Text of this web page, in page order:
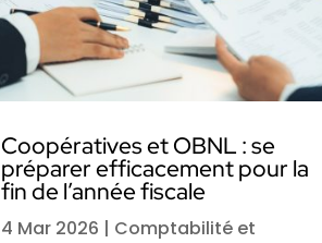
Coopératives et OBNL : se
préparer efficacement pour la
fin de l’année fiscale
4 Mar 2026 | Comptabilité et